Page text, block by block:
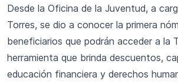
Desde la Oficina de la Juventud, a
Torres, se dio a conocer la primera
beneficiarios que podrán acceder a la
herramienta que brinda descuentos,
educación financiera y derechos